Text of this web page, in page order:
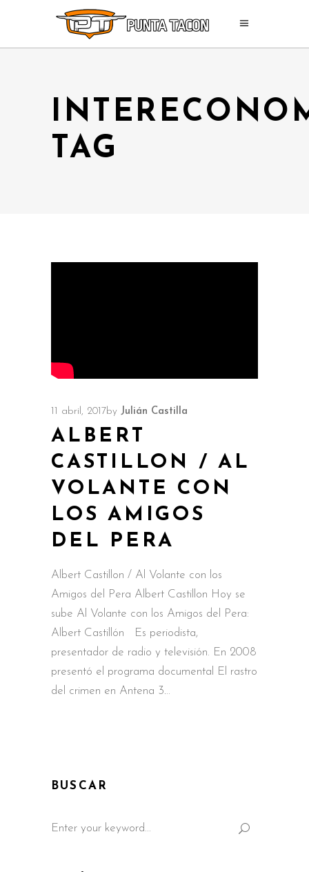
TAG
11 abril, 2017 by Julián Castilla
ALBERT
CASTILLON / AL
VOLANTE CON
LOS AMIGOS
DEL PERA
Albert Castillon / Al Volante con los
Amigos del Pera Albert Castillon Hoy se
sube Al Volante con los Amigos del Pera:
Albert Castillón Es periodista,
presentador de radio y televisión. En 2008
presentó el programa documental El rastro
del crimen en Antena 3.
BUSCAR
for: